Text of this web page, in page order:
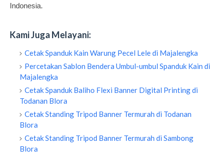
Indonesia.
Kami Juga Melayani:
Cetak Spanduk Kain Warung Pecel Lele di Majalengka
Percetakan Sablon Bendera Umbul-umbul Spanduk Kain di
Majalengka
Cetak Spanduk Baliho Flexi Banner Digital Printing di
Todanan Blora
Cetak Standing Tripod Banner Termurah di Todanan
Blora
Cetak Standing Tripod Banner Termurah di Sambong
Blora